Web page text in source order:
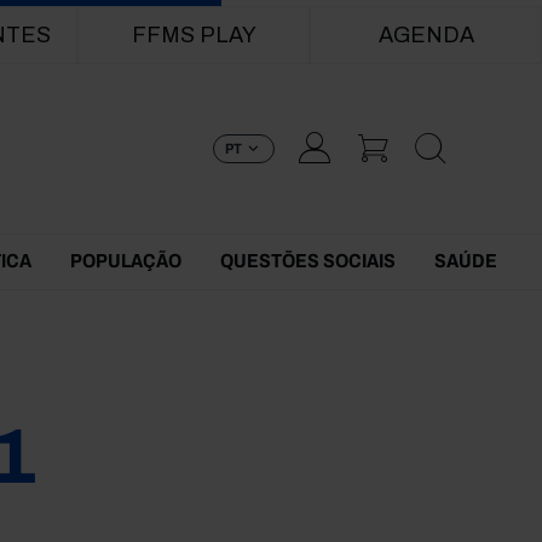
FFMS PLAY AGENDA
PT
POPULAÇÃO QUESTÕES SOCIAIS SAÚDE